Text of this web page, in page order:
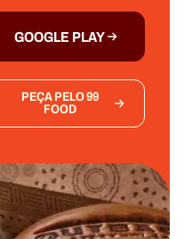
GOOGLE PLAY
PEÇA PELO 99
FOOD